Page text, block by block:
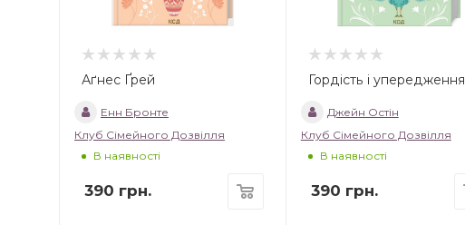
Аґнес Ґрей
Енн Бронте
Клуб Сімейного Дозвілля
В наявності
390 грн.
Гордість і упередження
Джейн Остін
Клуб Сімейного Дозвілля
В наявності
390 грн.